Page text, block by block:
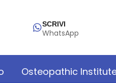
SCRIVI
WhatsApp
Osteopathic